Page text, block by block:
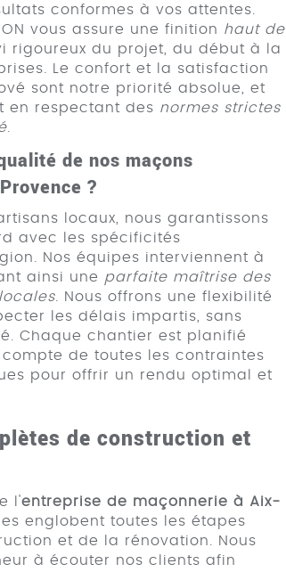
conformes à vos attentes.
vous assure une finition haut de
rigoureux du projet, du début à la
Le confort et la satisfaction
sont notre priorité absolue, et
en respectant des normes strictes
de nos maçons
?
locaux, nous garantissons
avec les spécificités
Nos équipes interviennent à
ainsi une parfaite maîtrise des
. Nous offrons une flexibilité
les délais impartis, sans
Chaque chantier est planifié
de toutes les contraintes
pour offrir un rendu optimal et
de construction et
l'entreprise de maçonnerie à Aix-
englobent toutes les étapes
et de la rénovation. Nous
à écouter nos clients afin